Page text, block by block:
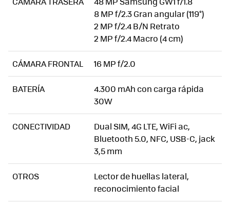
8 MP f/2.3 Gran angular (119°)
2 MP f/2.4 B/N Retrato
2 MP f/2.4 Macro (4 cm)
CÁMARA FRONTAL 16 MP f/2.0
BATERÍA
4.300 mAh con carga rápida
30W
CONECTIVIDAD
Dual SIM, 4G LTE, WiFi ac,
Bluetooth 5.0, NFC, USB-C, jack
3,5 mm
OTROS
Lector de huellas lateral,
reconocimiento facial